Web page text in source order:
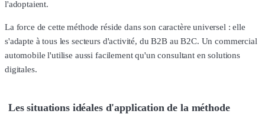
l'adoptaient.
La force de cette méthode réside dans son caractère universel : elle
s'adapte à tous les secteurs d'activité, du B2B au B2C. Un commercial
automobile l'utilise aussi facilement qu'un consultant en solutions
digitales.
Les situations idéales d'application de la méthode